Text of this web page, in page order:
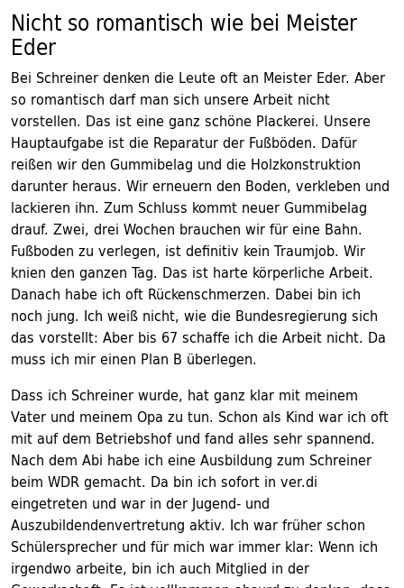
Nicht so romantisch wie bei Meister
Eder
Bei Schreiner denken die Leute oft an Meister Eder. Aber
so romantisch darf man sich unsere Arbeit nicht
vorstellen. Das ist eine ganz schöne Plackerei. Unsere
Hauptaufgabe ist die Reparatur der Fußböden. Dafür
reißen wir den Gummibelag und die Holzkonstruktion
darunter heraus. Wir erneuern den Boden, verkleben und
lackieren ihn. Zum Schluss kommt neuer Gummibelag
drauf. Zwei, drei Wochen brauchen wir für eine Bahn.
Fußboden zu verlegen, ist definitiv kein Traumjob. Wir
knien den ganzen Tag. Das ist harte körperliche Arbeit.
Danach habe ich oft Rückenschmerzen. Dabei bin ich
noch jung. Ich weiß nicht, wie die Bundesregierung sich
das vorstellt: Aber bis 67 schaffe ich die Arbeit nicht. Da
muss ich mir einen Plan B überlegen.
Dass ich Schreiner wurde, hat ganz klar mit meinem
Vater und meinem Opa zu tun. Schon als Kind war ich oft
mit auf dem Betriebshof und fand alles sehr spannend.
Nach dem Abi habe ich eine Ausbildung zum Schreiner
beim WDR gemacht. Da bin ich sofort in ver.di
eingetreten und war in der Jugend- und
Auszubildendenvertretung aktiv. Ich war früher schon
Schülersprecher und für mich war immer klar: Wenn ich
irgendwo arbeite, bin ich auch Mitglied in der